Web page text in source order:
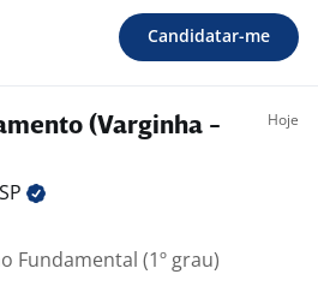
Candidatar-me
(Varginha -
Hoje
Fundamental (1º grau)